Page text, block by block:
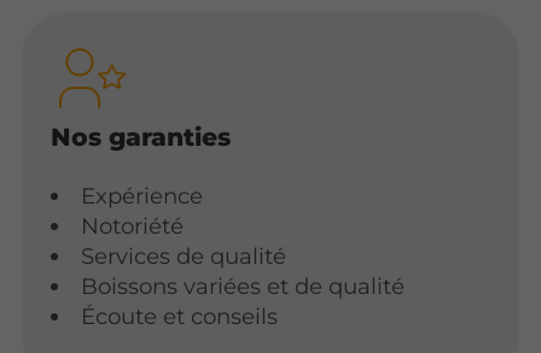
Nos garanties
Expérience
Notoriété
Services de qualité
Boissons variées et de qualité
Écoute et conseils